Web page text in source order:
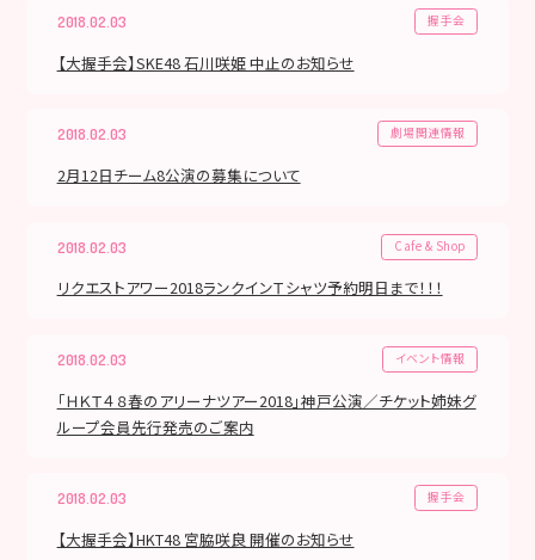
2018.02.03 握手会
【大握手会】SKE48 石川咲姫 中止のお知らせ
2018.02.03 劇場関連情報
2月12日チーム8公演の募集について
2018.02.03 Cafe & Shop
リクエストアワー2018ランクインＴシャツ予約明日まで！！！
2018.02.03 イベント情報
「ＨＫＴ４８春のアリーナツアー2018」神戸公演／チケット姉妹グ
ループ会員先行発売のご案内
2018.02.03 握手会
【大握手会】HKT48 宮脇咲良 開催のお知らせ